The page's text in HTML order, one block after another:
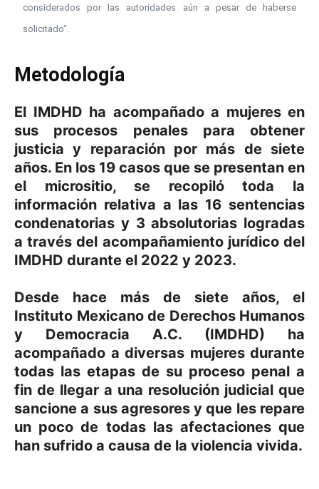
considerados por las autoridades aún a pesar de haberse
solicitado”.
Metodología
El IMDHD ha acompañado a mujeres en
sus procesos penales para obtener
justicia y reparación por más de siete
años. En los 19 casos que se presentan en
el micrositio, se recopiló toda la
información relativa a las 16 sentencias
condenatorias y 3 absolutorias logradas
a través del acompañamiento jurídico del
IMDHD durante el 2022 y 2023.
Desde hace más de siete años, el
Instituto Mexicano de Derechos Humanos
y Democracia A.C. (IMDHD) ha
acompañado a diversas mujeres durante
todas las etapas de su proceso penal a
fin de llegar a una resolución judicial que
sancione a sus agresores y que les repare
un poco de todas las afectaciones que
han sufrido a causa de la violencia vivida.